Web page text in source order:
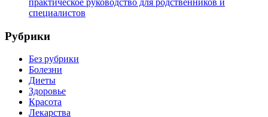
специалистов
Рубрики
Без рубрики
Болезни
Диеты
Здоровье
Красота
Лекарства